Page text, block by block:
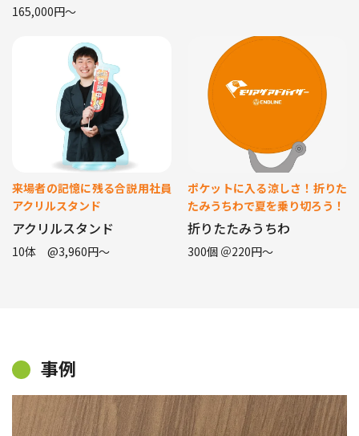
165,000円〜
来場者の記憶に残る合説用社員
アクリルスタンド
アクリルスタンド
10体 @3,960円〜
ポケットに入る涼しさ！折りた
たみうちわで夏を乗り切ろう！
折りたたみうちわ
300個 ＠220円〜
事例